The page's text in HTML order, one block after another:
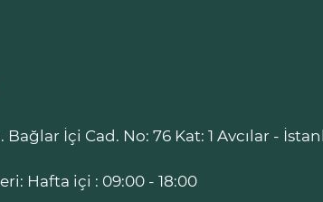
Bağlar İçi Cad. No: 76 Kat: 1 Avcılar -
Hafta içi : 09:00 - 18:00